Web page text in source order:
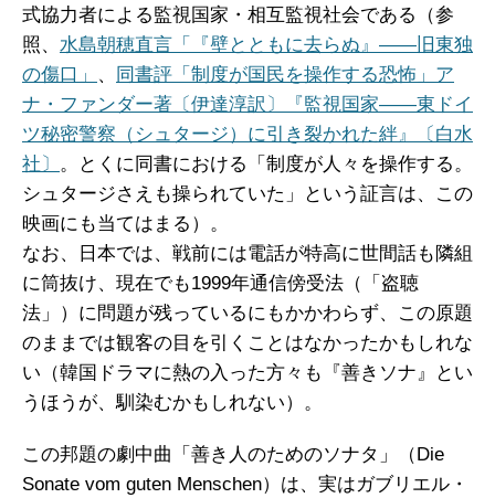
式協力者による監視国家・相互監視社会である（参
照、 水島朝穂直言「『壁とともに去らぬ』――旧東独
の傷口」
、
同書評「制度が国民を操作する恐怖」ア
ナ・ファンダー著〔伊達淳訳〕『監視国家――東ドイ
ツ秘密警察（シュタージ）に引き裂かれた絆』〔白水
社〕 。とくに同書における「制度が人々を操作する。
シュタージさえも操られていた」という証言は、この
映画にも当てはまる）。
なお、日本では、戦前には電話が特高に世間話も隣組
に筒抜け、現在でも1999年通信傍受法（「盗聴
法」）に問題が残っているにもかかわらず、この原題
のままでは観客の目を引くことはなかったかもしれな
い（韓国ドラマに熱の入った方々も『善きソナ』とい
うほうが、馴染むかもしれない）。
この邦題の劇中曲「善き人のためのソナタ」（Die
Sonate vom guten Menschen）は、実はガブリエル・